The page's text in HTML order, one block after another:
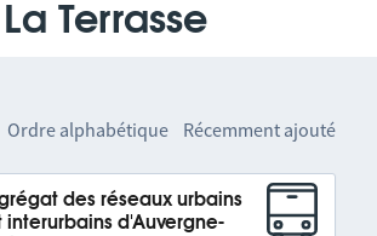
La Terrasse
Ordre alphabétique Récemment ajouté
des réseaux urbains
interurbains d'Auvergne-